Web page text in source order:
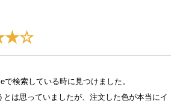
で検索している時に見つけました。
とは思っていましたが、注文した色が本当にイ